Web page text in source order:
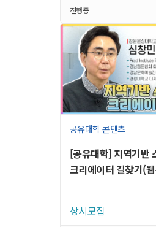
진행중
공유대학 콘텐츠
[공유대학] 지역기반
크리에이터 길찾기(
상시모집